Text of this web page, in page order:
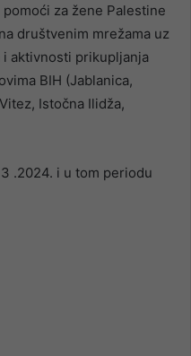
za žene Palestine
društvenim mrežama uz
aktivnosti prikupljanja
BIH (Jablanica,
Istočna Ilidža,
.2024. i u tom periodu